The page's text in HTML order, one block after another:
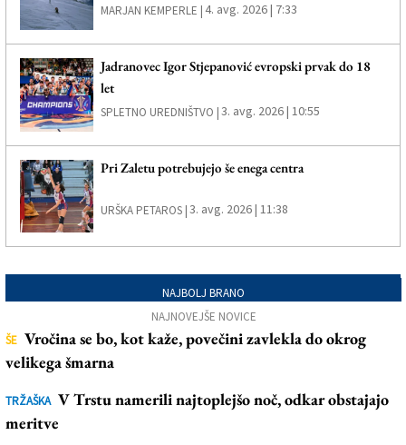
MARJAN KEMPERLE |4. avg. 2026 | 7:33
Jadranovec Igor Stjepanović evropski prvak do 18
let
SPLETNO UREDNIŠTVO |3. avg. 2026 | 10:55
Pri Zaletu potrebujejo še enega centra
URŠKA PETAROS |3. avg. 2026 | 11:38
NAJBOLJ BRANO
NAJNOVEJŠE NOVICE
ŠE Vročina se bo, kot kaže, povečini zavlekla do okrog
velikega šmarna
TRŽAŠKA V Trstu namerili najtoplejšo noč, odkar obstajajo
meritve